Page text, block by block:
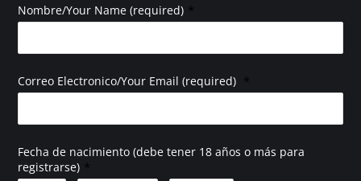
Nombre/Your Name (required) *
Correo Electronico/Your Email (required) *
Fecha de nacimiento (debe tener 18 años o más para
registrarse) *